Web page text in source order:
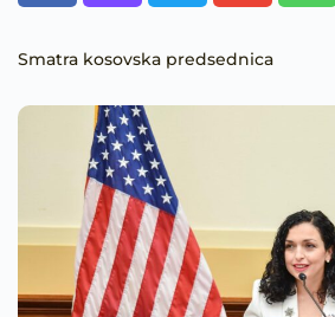
Smatra kosovska predsednica